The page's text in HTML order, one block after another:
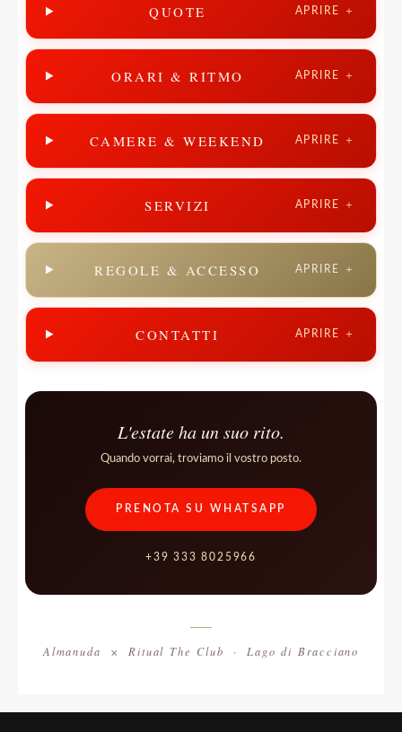
QUOTE APRIRE ＋
ORARI & RITMO APRIRE ＋
CAMERE & WEEKEND APRIRE ＋
SERVIZI APRIRE ＋
REGOLE & ACCESSO APRIRE ＋
CONTATTI APRIRE ＋
L'estate ha un suo rito.
Quando vorrai, troviamo il vostro posto.
PRENOTA SU WHATSAPP
+39 333 8025966
Almanuda × Ritual The Club · Lago di Bracciano